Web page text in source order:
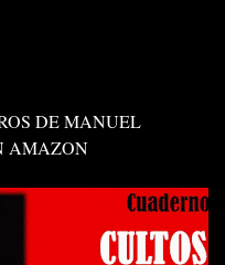
DE MANUEL
AMAZON